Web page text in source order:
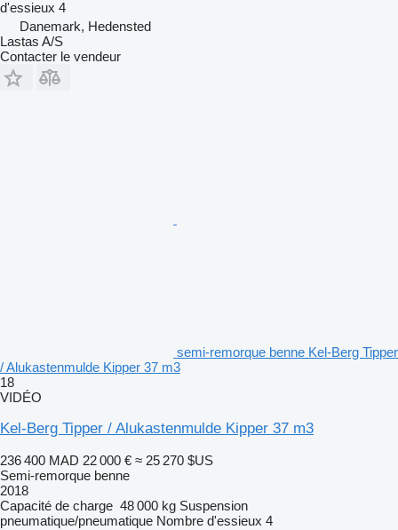
d'essieux 4
Danemark, Hedensted
Lastas A/S
Contacter le vendeur
semi-remorque benne Kel-Berg Tipper
/ Alukastenmulde Kipper 37 m3
18
VIDÉO
Kel-Berg Tipper / Alukastenmulde Kipper 37 m3
236 400 MAD 22 000 € ≈ 25 270 $US
Semi-remorque benne
2018
Capacité de charge 48 000 kg Suspension
pneumatique/pneumatique Nombre d'essieux 4